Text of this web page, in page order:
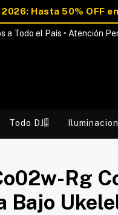
a Todo el País • Atención
Todo DJ🎚️
Rg
Bajo